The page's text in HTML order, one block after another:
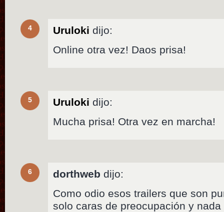
4 Uruloki dijo:
Online otra vez! Daos prisa!
5 Uruloki dijo:
Mucha prisa! Otra vez en marcha!
6 dorthweb dijo:
Como odio esos trailers que son
solo caras de preocupación y